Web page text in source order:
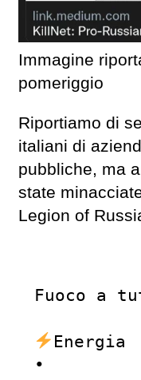
Immagine
pomeriggio
Riportiamo di
italiani di
pubbliche, ma
state
Legion of
Fuoco a
Energia
•